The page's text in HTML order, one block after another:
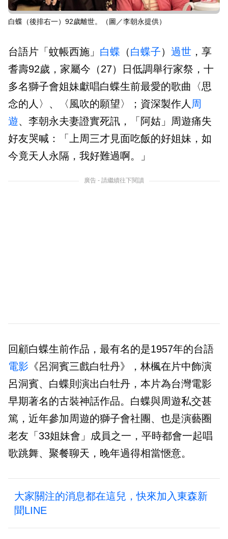
白蝶（後排右一）92歲離世。（圖／李朝永提供）
台語片「蚊帳西施」 白蝶 （白蝶子） 過世 ，享
耆壽92歲，家屬今（27）日低調舉行家祭，十
多名獅子會姐妹獻唱白蝶生前最愛的歌曲〈思
念的人〉、〈風吹的願望〉；資深製作人 周
遊、李朝永夫妻證實死訊，「阿姑」周遊痛失
好友哭喊：「上周三才見面吃飯的好姐妹，如
今竟天人永隔，我好難過啊。」
廣告 - 請繼續往下閱讀
回顧白蝶生前作品，最有名的是1957年的台語
電影 《呂洞賓三戲白牡丹》，林楓在片中飾演
呂洞賓、白蝶則演出白牡丹，本片為台灣電影
早期著名的古裝神話作品。白蝶與周遊私交甚
篤，近年參加周遊的獅子會社團、也是演藝圈
老友「33姐妹會」成員之一，平時都會一起唱
歌跳舞、聚餐聊天，晚年過得相當愜意。
大家關注的消息都在這兒，快來加入東森新
聞LINE